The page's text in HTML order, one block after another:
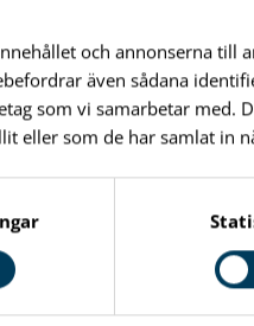
och annonserna till
även sådana
som vi samarbetar med.
eller som de har samlat in
inom 2 år och
för strandskyddets